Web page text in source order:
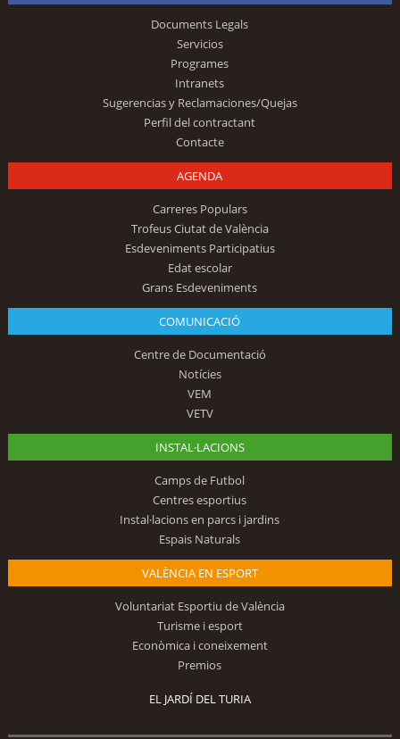
Documents Legals
Servicios
Programes
Intranets
Sugerencias y Reclamaciones/Quejas
Perfil del contractant
Contacte
AGENDA
Carreres Populars
Trofeus Ciutat de València
Esdeveniments Participatius
Edat escolar
Grans Esdeveniments
COMUNICACIÓ
Centre de Documentació
Notícies
VEM
VETV
INSTAL·LACIONS
Camps de Futbol
Centres esportius
Instal·lacions en parcs i jardins
Espais Naturals
VALÈNCIA EN ESPORT
Voluntariat Esportiu de València
Turisme i esport
Econòmica i coneixement
Premios
EL JARDÍ DEL TURIA